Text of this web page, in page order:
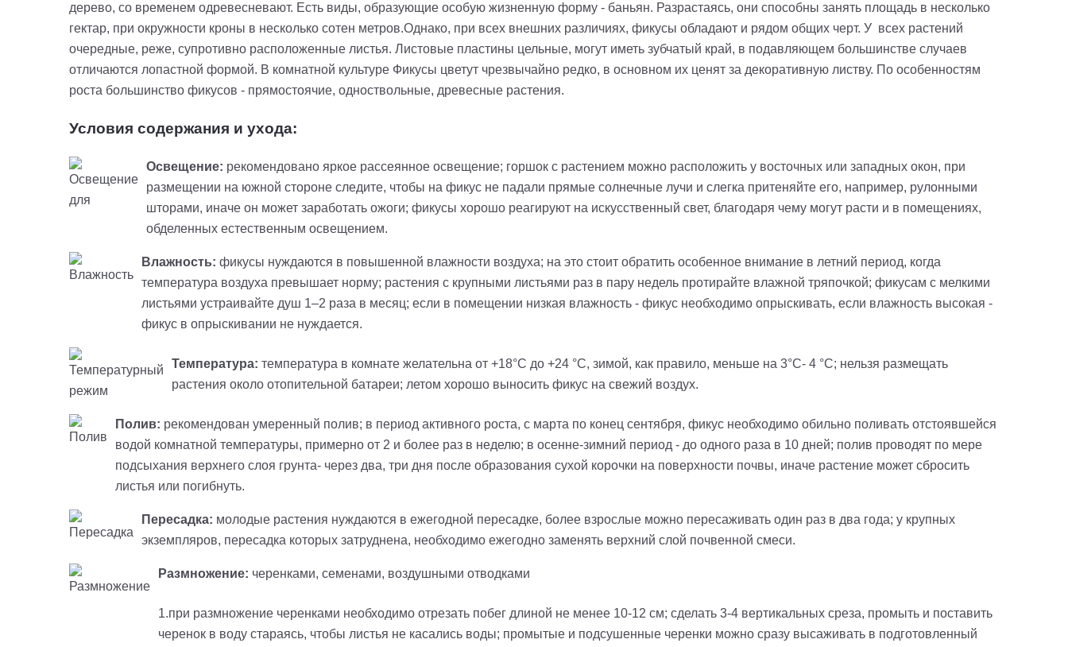
дерево, со временем одревесневают. Есть виды, образующие особую жизненную форму - баньян. Разрастаясь, они способны занять площадь в несколько
гектар, при окружности кроны в несколько сотен метров.Однако, при всех внешних различиях, фикусы обладают и рядом общих черт. У всех растений
очередные, реже, супротивно расположенные листья. Листовые пластины цельные, могут иметь зубчатый край, в подавляющем большинстве случаев
отличаются лопастной формой. В комнатной культуре Фикусы цветут чрезвычайно редко, в основном их ценят за декоративную листву. По особенностям
роста большинство фикусов - прямостоячие, одноствольные, древесные растения.
Условия содержания и ухода:
Освещение: рекомендовано яркое рассеянное освещение; горшок c растением можно расположить у восточных или западных окон, при
размещении на южной стороне следите, чтобы на фикус не падали прямые солнечные лучи и слегка притеняйте его, например, рулонными
шторами, иначе он может заработать ожоги; фикусы хорошо реагируют на искусственный свет, благодаря чему могут расти и в помещениях,
обделенных естественным освещением.
Влажность: фикусы нуждаются в повышенной влажности воздуха; на это стоит обратить особенное внимание в летний период, когда
температура воздуха превышает норму; растения с крупными листьями раз в пару недель протирайте влажной тряпочкой; фикусам с мелкими
листьями устраивайте душ 1–2 раза в месяц; если в помещении низкая влажность - фикус необходимо опрыскивать, если влажность высокая -
фикус в опрыскивании не нуждается.
Температура: температура в комнате желательна от +18°С до +24 °С, зимой, как правило, меньше на 3°С- 4 °С; нельзя размещать
растения около отопительной батареи; летом хорошо выносить фикус на свежий воздух.
Полив: рекомендован умеренный полив; в период активного роста, с марта по конец сентября, фикус необходимо обильно поливать отстоявшейся
водой комнатной температуры, примерно от 2 и более раз в неделю; в осенне-зимний период - до одного раза в 10 дней; полив проводят по мере
подсыхания верхнего слоя грунта- через два, три дня после образования сухой корочки на поверхности почвы, иначе растение может сбросить
листья или погибнуть.
Пересадка: молодые растения нуждаются в ежегодной пересадке, более взрослые можно пересаживать один раз в два года; у крупных
экземпляров, пересадка которых затруднена, необходимо ежегодно заменять верхний слой почвенной смеси.
Размножение: черенками, семенами, воздушными отводками
1.при размножение черенками необходимо отрезать побег длиной не менее 10-12 см; сделать 3-4 вертикальных среза, промыть и поставить
черенок в воду стараясь, чтобы листья не касались воды; промытые и подсушенные черенки можно сразу высаживать в подготовленный